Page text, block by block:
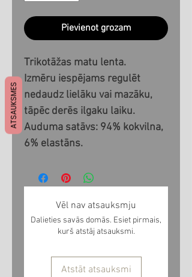
Pievienot grozam
Trikotāžas matu lenta.
Izmēru iespējams regulēt
nedaudz lielāku vai mazāku,
tāpēc derēs ilgaku laiku.
Auduma satāvs: 94% kokvilna,
6% elastāns.
Vēl nav atsauksmju
Dalieties savās domās. Esiet pirmais,
kurš atstāj atsauksmi.
Atstāt atsauksmi
ATSAUKSMES